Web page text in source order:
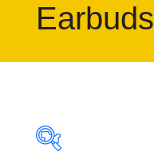
Earbuds